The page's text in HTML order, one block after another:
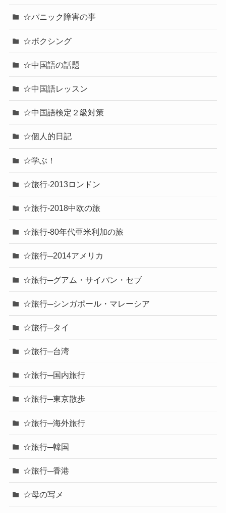
☆パニック障害の事
☆ボクシング
☆中国語の話題
☆中国語レッスン
☆中国語検定２級対策
☆個人的日記
☆学ぶ！
☆旅行-2013ロンドン
☆旅行-2018中欧の旅
☆旅行-80年代亜米利加の旅
☆旅行─2014アメリカ
☆旅行─グアム・サイパン・セブ
☆旅行─シンガポール・マレーシア
☆旅行─タイ
☆旅行─台湾
☆旅行─国内旅行
☆旅行─東京散歩
☆旅行─海外旅行
☆旅行─韓国
☆旅行─香港
☆母の写メ